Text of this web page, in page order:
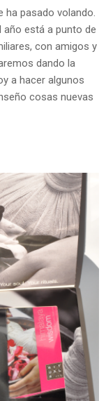
ha pasado volando.
año está a punto de
con amigos y
dando la
a hacer algunos
cosas nuevas